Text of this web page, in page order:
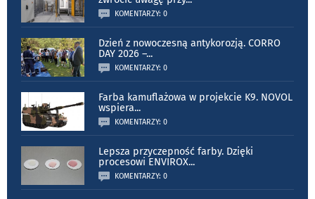
KOMENTARZY: 0
Dzień z nowoczesną antykorozją. CORRO
DAY 2026 –...
KOMENTARZY: 0
Farba kamuflażowa w projekcie K9. NOVOL
wspiera...
KOMENTARZY: 0
Lepsza przyczepność farby. Dzięki
procesowi ENVIROX...
KOMENTARZY: 0